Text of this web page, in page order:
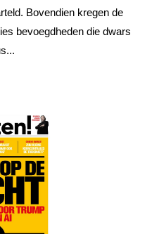
Bovendien kregen de
bevoegdheden die dwars